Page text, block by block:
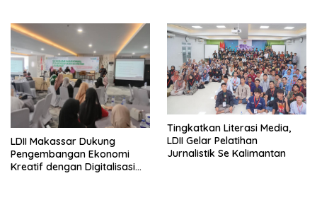
LDII Makassar Dukung
Pengembangan Ekonomi
Kreatif dengan Digitalisasi
Tingkatkan Literasi Media,
LDII Gelar Pelatihan
Jurnalistik Se Kalimantan